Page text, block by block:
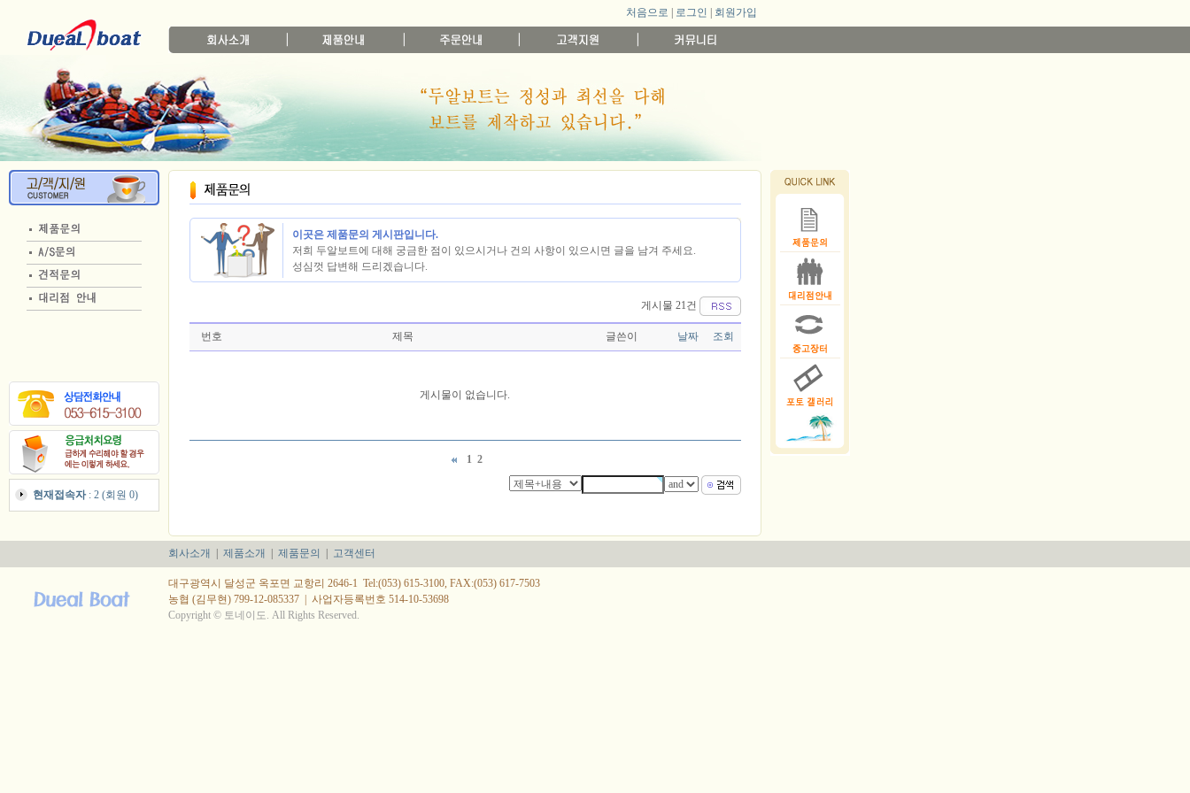
처음으로 로그인 회원가입
현재접속자: 2 (회원 0)
이곳은 제품문의 게시판입니다.
저희 두알보트에 대해 궁금한 점이 있으시거나 건의 사항이 있으시면 글을 남겨 주세요.
성심껏 답변해 드리겠습니다.
게시물 21건
번호 제목 글쓴이 날짜 조회
게시물이 없습니다.
1 2
회사소개 제품소개 제품문의 고객센터
대구광역시 달성군 옥포면 교항리 2646-1 Tel:(053) 615-3100, FAX:(053) 617-7503
농협 (김무현) 799-12-085337
사업자등록번호 514-10-53698
Copyright © 토네이도. All Rights Reserved.